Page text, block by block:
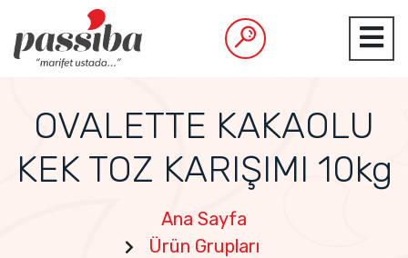
OVALETTE KAKAOLU
KEK TOZ KARIŞIMI 10kg
Ana Sayfa
Ürün Grupları